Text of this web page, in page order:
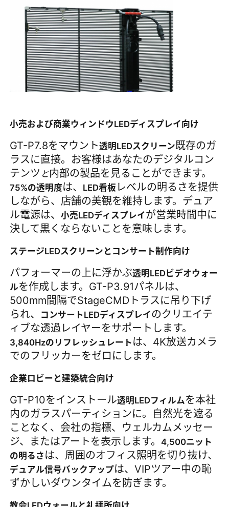
小売および商業ウィンドウLEDディスプレイ向け
GT-P7.8をマウント透明LEDスクリーン既存のガ
ラスに直接。お客様はあなたのデジタルコン
テンツ と内部の製品を見ることができます。
75%の透明度は、 LED看板 レベルの明るさを提供
しながら、店舗の美観を維持します。デュア
ル電源は、小売LEDディスプレイが営業時間中に
決して黒くならないことを意味します。
ステージLEDスクリーンとコンサート制作向け
パフォーマーの上に浮かぶ透明LEDビデオウォー
ルを作成します。GT-P3.91パネルは、
500mm間隔でStageCMDトラスに吊り下げ
られ、
コンサートLEDディスプレイのクリエイテ
ィブな透過レイヤーをサポートします。
3,840Hzのリフレッシュレート は、4K放送カメラ
でのフリッカーをゼロにします。
企業ロビーと建築統合向け
GT-P10をインストール透明LEDフィルムを本社
内のガラスパーティションに。自然光を遮る
ことなく、会社の指標、ウェルカムメッセー
ジ、またはアートを表示します。4,500ニット
の明るさ は、周囲のオフィス照明を切り抜け、
デュアル信号バックアップは、VIPツアー中の恥
ずかしいダウンタイムを防ぎます。